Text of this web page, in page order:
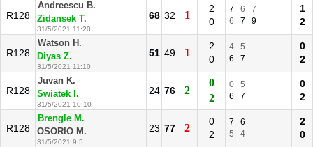
R128
Andreescu B.
Zidansek T.
31/5/2021 11:20
68 32 1
2
0
7 6
7
6
7 9
1
2
R128
Watson H.
Diyas Z.
31/5/2021 11:10
51 49 1
2
0
4
5
6
7
0
2
R128
Juvan K.
Swiatek I.
31/5/2021 10:10
24 76 2
0
2
0
5
6
7
0
2
R128
Brengle M.
OSORIO M.
31/5/2021 9:5
23 77 2
0
2
7
6
5
4
2
0